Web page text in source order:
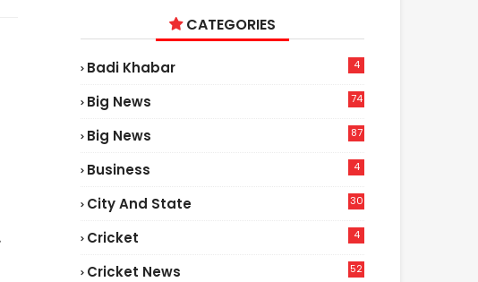
CATEGORIES
Badi Khabar 4
Big News
74
Big News
87
Business 4
City And State 30
Cricket 4
Cricket News
52